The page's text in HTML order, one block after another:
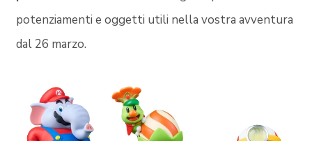
potenziamenti e oggetti utili nella vostra avventura
dal 26 marzo.